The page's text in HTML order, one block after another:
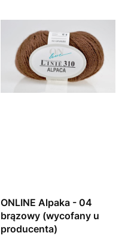
ONLINE Alpaka - 04
brązowy (wycofany u
producenta)